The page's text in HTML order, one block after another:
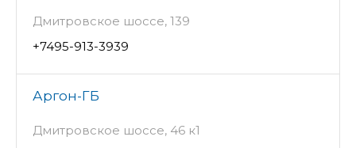
Дмитровское шоссе, 139
+7495-913-3939
Аргон-ГБ
Дмитровское шоссе, 46 к1